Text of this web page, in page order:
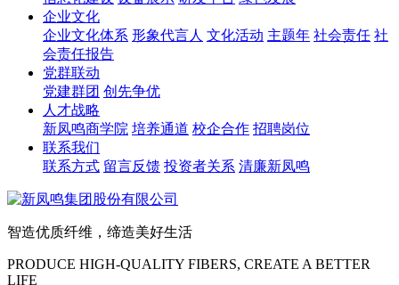
企业文化
企业文化体系 形象代言人 文化活动 主题年 社会责任 社
会责任报告
党群联动
党建群团 创先争优
人才战略
新凤鸣商学院 培养通道 校企合作 招聘岗位
联系我们
联系方式 留言反馈 投资者关系 清廉新凤鸣
智造优质纤维，缔造美好生活
PRODUCE HIGH-QUALITY FIBERS, CREATE A BETTER
LIFE